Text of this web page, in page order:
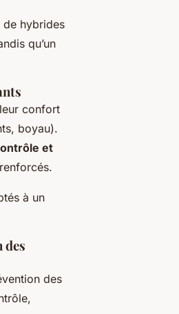
de hybrides
qu’un
confort
boyau).
et
à un
des
des